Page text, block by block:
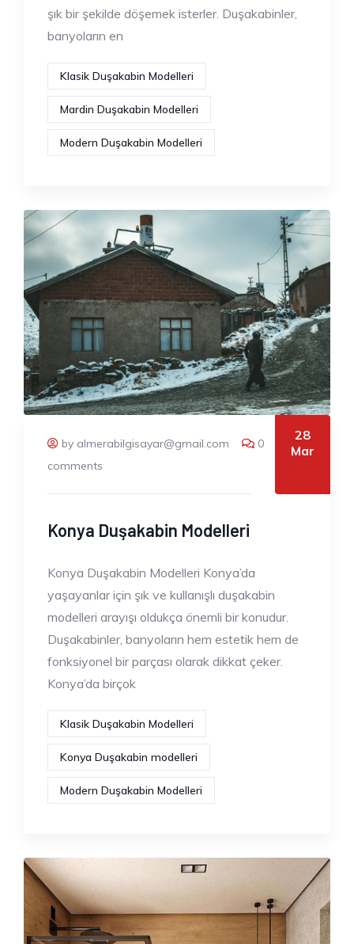
şık bir şekilde döşemek isterler. Duşakabinler,
banyoların en
Klasik Duşakabin Modelleri
Mardin Duşakabin Modelleri
Modern Duşakabin Modelleri
by almerabilgisayar@gmail.com
0
comments
28
Mar
Konya Duşakabin Modelleri
Konya Duşakabin Modelleri Konya’da
yaşayanlar için şık ve kullanışlı duşakabin
modelleri arayışı oldukça önemli bir konudur.
Duşakabinler, banyoların hem estetik hem de
fonksiyonel bir parçası olarak dikkat çeker.
Konya’da birçok
Klasik Duşakabin Modelleri
Konya Duşakabin modelleri
Modern Duşakabin Modelleri